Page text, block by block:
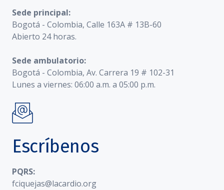
Sede principal:
Bogotá - Colombia, Calle 163A # 13B-60
Abierto 24 horas.
Sede ambulatorio:
Bogotá - Colombia, Av. Carrera 19 # 102-31
Lunes a viernes: 06:00 a.m. a 05:00 p.m.
Escríbenos
PQRS:
fciquejas@lacardio.org